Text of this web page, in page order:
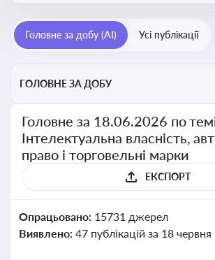
власності, а також змін у законодавстві у
Головне за добу (AI) Усі публікації
ГОЛОВНЕ ЗА ДОБУ
Головне за 18.06.2026 по
Інтелектуальна власність,
право і торговельні марки
ЕКСПОРТ
Опрацьовано: 15731 джерел
Виявлено: 47 публікацій за 18 червня